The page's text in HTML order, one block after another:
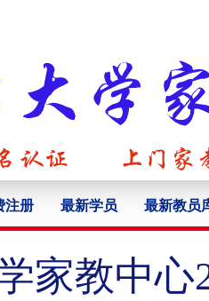
注册 最新学员 最新教员
家教中心